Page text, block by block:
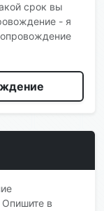
срок вы
- я
Опишите в